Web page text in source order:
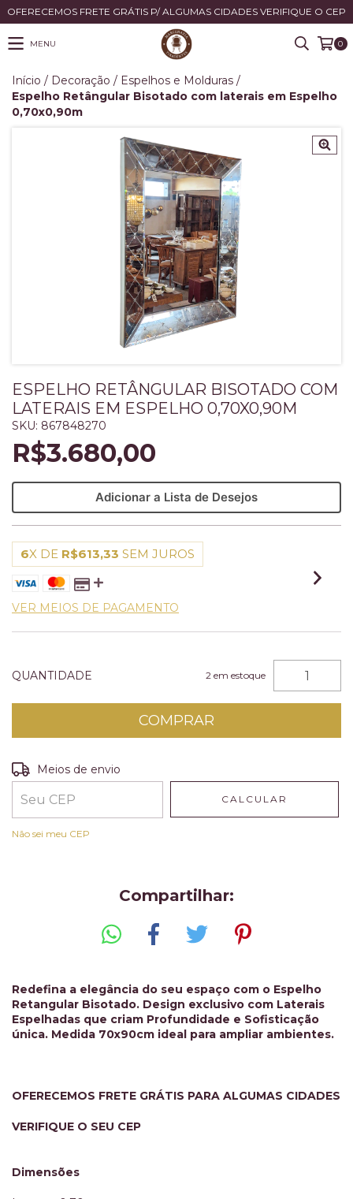
OFERECEMOS FRETE GRÁTIS P/ ALGUMAS CIDADES VERIFIQUE O CEP
MENU 0
Início / Decoração / Espelhos e Molduras /
Espelho Retângular Bisotado com laterais em Espelho
0,70x0,90m
ESPELHO RETÂNGULAR BISOTADO COM
LATERAIS EM ESPELHO 0,70X0,90M
SKU: 867848270
R$3.680,00
Adicionar a Lista de Desejos
6X DE R$613,33 SEM JUROS
VER MEIOS DE PAGAMENTO
QUANTIDADE 2 em estoque
Entregas para o CEP:
Meios de envio
CALCULAR
Não sei meu CEP
Compartilhar:
Redefina a elegância do seu espaço com o Espelho
Retangular Bisotado. Design exclusivo com Laterais
Espelhadas que criam Profundidade e Sofisticação
única. Medida 70x90cm ideal para ampliar ambientes.
OFERECEMOS FRETE GRÁTIS PARA ALGUMAS CIDADES
VERIFIQUE O SEU CEP
Dimensões